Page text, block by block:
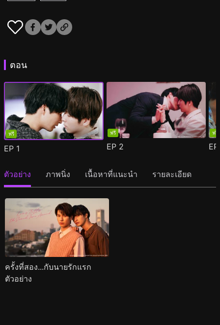
ตอน
ฟรี
EP 1
ฟรี
EP 2
ฟรี
ตัวอย่าง ภาพนิ่ง เนื้อหาที่แนะนำ รายละเอียด
ครั้งที่สอง...กับนายรักแรก
ตัวอย่าง